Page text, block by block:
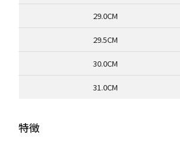
特徴
29.0CM
29.5CM
30.0CM
31.0CM